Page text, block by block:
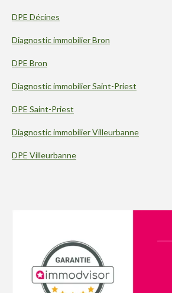
DPE Décines
Diagnostic immobilier Bron
DPE Bron
Diagnostic immobilier Saint-Priest
DPE Saint-Priest
Diagnostic immobilier Villeurbanne
DPE Villeurbanne